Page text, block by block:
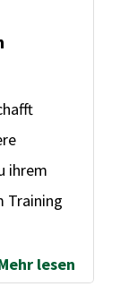
ihrem
Training
lesen